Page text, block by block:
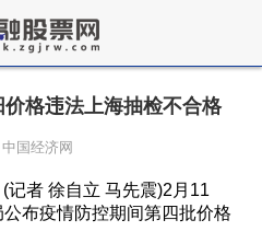
格违法上海抽检不合格
中国经济网
记者 徐自立 马先震)2月11
布疫情防控期间第四批价格